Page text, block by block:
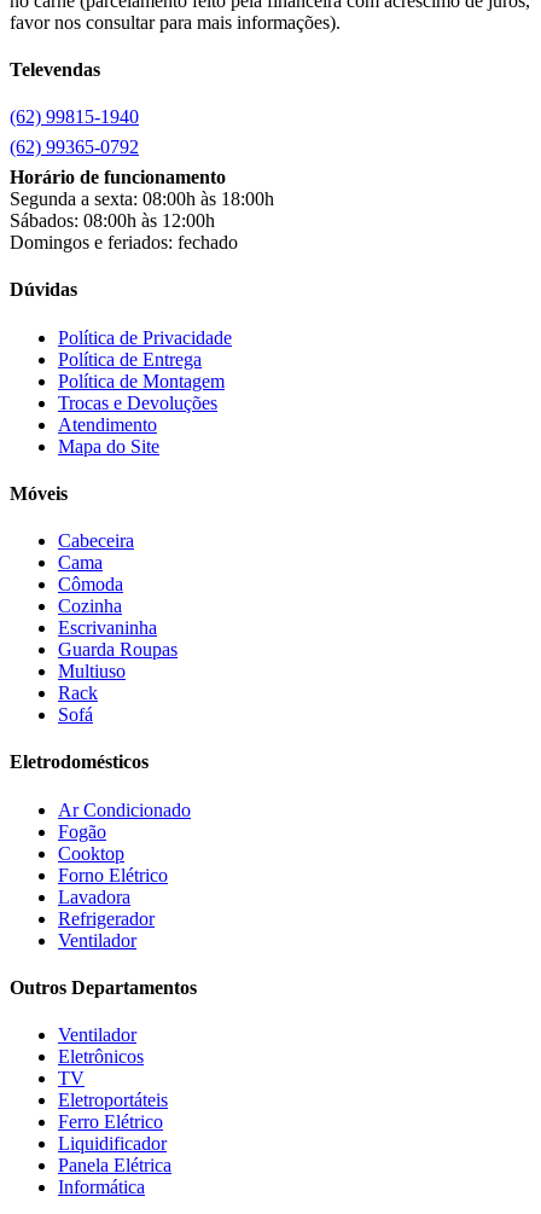
Carioca Móveis(8)
Clarice
clock
Colibri
Colli(53)
Colormaq(43)
Companhia do Estofado
Cotherm(2)
D' Doro Móveis
Dako(23)
Demóbile(13)
Dômina
Doripel
Estofados solar
Fischer
Giga
Gree(3)
Henn
Hisense
Hot Sat
HP
JB BECHARA
Kaiki Móveis
KAMABEL
kasper
Kaza
Leifer
Lenoxx
favor nos consultar para mais informações).
Televendas
(62) 99815-1940
(62) 99365-0792
Horário de funcionamento
Segunda a sexta: 08:00h às 18:00h
Sábados: 08:00h às 12:00h
Domingos e feriados: fechado
Dúvidas
Política de Privacidade
Política de Entrega
Política de Montagem
Trocas e Devoluções
Atendimento
Mapa do Site
Móveis
Cabeceira
Cama
Cômoda
Cozinha
Escrivaninha
Guarda Roupas
Multiuso
Rack
Sofá
Eletrodomésticos
Ar Condicionado
Fogão
Cooktop
Forno Elétrico
Lavadora
Refrigerador
Ventilador
Outros Departamentos
Ventilador
Eletrônicos
TV
Eletroportáteis
Ferro Elétrico
Liquidificador
Panela Elétrica
Informática